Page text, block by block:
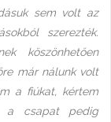
sem volt az
szerezték.
köszönhetően
már nálunk volt
a fiúkat, kértem
a csapat pedig